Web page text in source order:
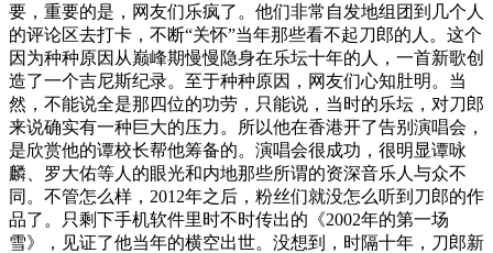
要，重要的是，网友们乐疯了。他们非常自发地组团到几个人
的评论区去打卡，不断“关怀”当年那些看不起刀郎的人。这个
因为种种原因从巅峰期慢慢隐身在乐坛十年的人，一首新歌创
造了一个吉尼斯纪录。至于种种原因，网友们心知肚明。当
然，不能说全是那四位的功劳，只能说，当时的乐坛，对刀郎
来说确实有一种巨大的压力。所以他在香港开了告别演唱会，
是欣赏他的谭校长帮他筹备的。演唱会很成功，很明显谭咏
麟、罗大佑等人的眼光和内地那些所谓的资深音乐人与众不
同。不管怎么样，2012年之后，粉丝们就没怎么听到刀郎的作
品了。只剩下手机软件里时不时传出的《2002年的第一场
雪》，见证了他当年的横空出世。没想到，时隔十年，刀郎新